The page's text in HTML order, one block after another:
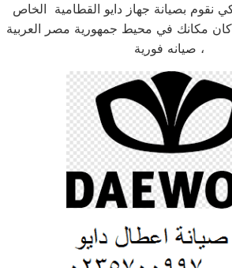
نقوم بصيانة جهاز دايو القطامية الخاص
كان مكانك في محيط جمهورية مصر العربية
صيانه فورية ،